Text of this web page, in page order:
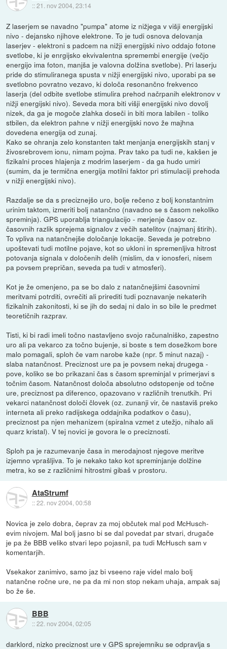
::21. nov 2004, 23:14
Z laserjem se navadno "pumpa" atome iz nižjega v višji energijski
nivo - dejansko njihove elektrone. To je tudi osnova delovanja
laserjev - elektroni s padcem na nižji energijski nivo oddajo fotone
svetlobe, ki je enrgijsko ekvivalentna spremembi energije (večjo
energijo ima foton, manjša je valovna dolžina svetlobe). Pri laserju
pride do stimuliranega spusta v nižji energijski nivo, uporabi pa se
svetlobno povratno vezavo, ki določa resonančno frekvenco
laserja (del odbite svetlobe stimulira prehod načrpanih elektronov v
nižji energijski nivo). Seveda mora biti višji energijski nivo dovolj
nizek, da ga je mogoče zlahka doseči in biti mora labilen - toliko
stbilen, da elektron pahne v nižji energijski novo že majhna
dovedena energija od zunaj.
Kako se ohranja zelo konstanten takt menjanja energijskih stanj v
živosrebrovem ionu, nimam pojma. Prav tako pa tudi ne, kakšen je
fizikalni proces hlajenja z modrim laserjem - da ga hudo umiri
(sumim, da je termična energija motilni faktor pri stimulaciji prehoda
v nižji energijski nivo).
Razdalje se da s preciznejšo uro, bolje rečeno z bolj konstantnim
urinim taktom, izmeriti bolj natančno (navadno se s časom nekoliko
spreminja). GPS uporablja triangulacijo - merjenje časov oz.
časovnih razlik sprejema signalov z večih satelitov (najmanj štirih).
To vpliva na natančnejše določanje lokacije. Seveda je potrebno
upoštevati tudi motilne pojave, kot so ukloni in spremenljiva hitrost
potovanja signala v določenih delih (mislim, da v ionosferi, nisem
pa povsem prepričan, seveda pa tudi v atmosferi).
Kot je že omenjeno, pa se bo dalo z natančnejšimi časovnimi
meritvami potrditi, ovrečiti ali prirediti tudi poznavanje nekaterih
fizikalnih zakonitosti, ki se jih do sedaj ni dalo in so bile le predmet
teoretičnih razprav.
Tisti, ki bi radi imeli točno nastavljeno svojo računalniško, zapestno
uro ali pa vekarco za točno bujenje, si boste s tem dosežkom bore
malo pomagali, sploh če vam narobe kaže (npr. 5 minut nazaj) -
slaba natančnost. Preciznost ure pa je povsem nekaj drugega -
pove, koliko se bo prikazani čas s časom spreminjal v primerjavi s
točnim časom. Natančnost določa absolutno odstopenje od točne
ure, preciznost pa diferenco, opazovano v različnih trenutkih. Pri
vekarci natančnost določi človek (oz. zunanji vir, če nastaviš preko
interneta ali preko radijskega oddajnika podatkov o času),
preciznost pa njen mehanizem (spiralna vzmet z utežjo, nihalo ali
quarz kristal). V tej novici je govora le o preciznosti.
Sploh pa je razumevanje časa in merodajnost njegove meritve
izjemno vprašljiva. To je nekako tako kot spreminjanje dolžine
metra, ko se z različnimi hitrostmi gibaš v prostoru.
AtaStrumf
::22. nov 2004, 00:58
Novica je zelo dobra, čeprav za moj občutek mal pod McHusch-
evim nivojem. Mal bolj jasno bi se dal povedat par stvari, drugače
je pa že BBB veliko stvari lepo pojasnil, pa tudi McHusch sam v
komentarjih.
Vsekakor zanimivo, samo jaz bi vseeno raje videl malo bolj
natančne ročne ure, ne pa da mi non stop nekam uhaja, ampak saj
bo že še.
BBB
::22. nov 2004, 02:05
darklord, nizko preciznost ure v GPS sprejemniku se odpravlja s